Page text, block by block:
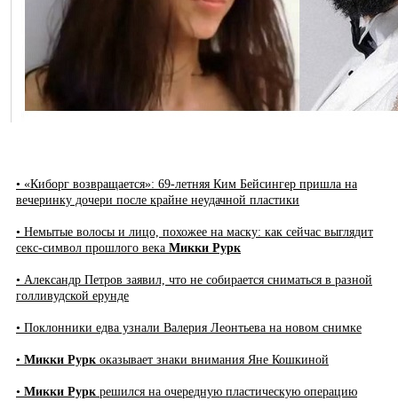
• «Киборг возвращается»: 69-летняя Ким Бейсингер пришла на
вечеринку дочери после крайне неудачной пластики
• Немытые волосы и лицо, похожее на маску: как сейчас выглядит
секс-символ прошлого века Микки Рурк
• Александр Петров заявил, что не собирается сниматься в разной
голливудской ерунде
• Поклонники едва узнали Валерия Леонтьева на новом снимке
• Микки Рурк оказывает знаки внимания Яне Кошкиной
• Микки Рурк решился на очередную пластическую операцию